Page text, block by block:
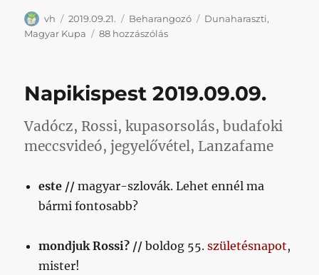
Szerző
vh Közzétéve
2019.09.21. Kategória
Beharangozó Címke
Dunaharaszti,
Magyar Kupa
88 hozzászólásSzombat,
20
Budapesttől
húsz
perc
vagy
Napikispest 2019.09.09.
Vadócz, Rossi, kupasorsolás, budafoki
meccsvideó, jegyelővétel, Lanzafame
este //magyar-szlovák. Lehet ennél ma
bármi fontosabb?
mondjuk Rossi? // boldog 55.születésnapot,
mister!